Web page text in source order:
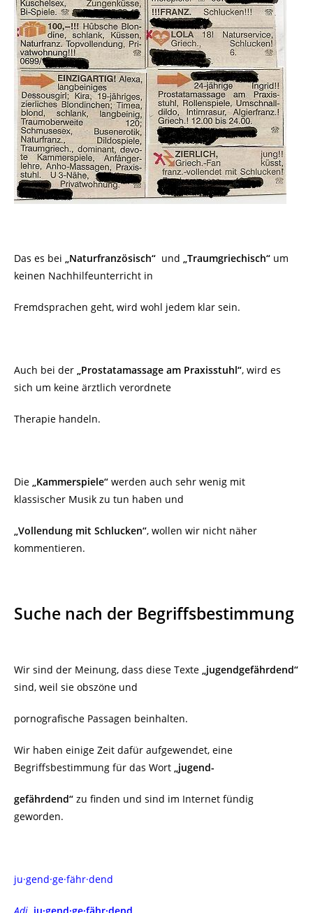
Das es bei „Naturfranzösisch“ und „Traumgriechisch“ um
keinen Nachhilfeunterricht in
Fremdsprachen geht, wird wohl jedem klar sein.
Auch bei der „Prostatamassage am Praxisstuhl“, wird es
sich um keine ärztlich verordnete
Therapie handeln.
Die „Kammerspiele“ werden auch sehr wenig mit
klassischer Musik zu tun haben und
„Vollendung mit Schlucken“, wollen wir nicht näher
kommentieren.
Suche nach der Begriffsbestimmung
Wir sind der Meinung, dass diese Texte „jugendgefährdend“
sind, weil sie obszöne und
pornografische Passagen beinhalten.
Wir haben einige Zeit dafür aufgewendet, eine
Begriffsbestimmung für das Wort „jugend-
gefährdend“ zu finden und sind im Internet fündig
geworden.
ju·gend·ge·fähr·dend